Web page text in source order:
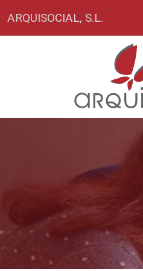
ARQUISOCIAL, S.L.